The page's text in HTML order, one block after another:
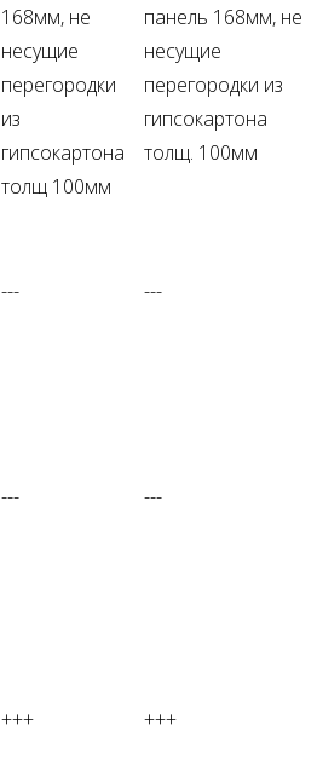
168мм, не
несущие
перегородки
из
гипсокартона
толщ 100мм
панель 168мм, не
несущие
перегородки из
гипсокартона
толщ. 100мм
--- ---
--- ---
+++ +++